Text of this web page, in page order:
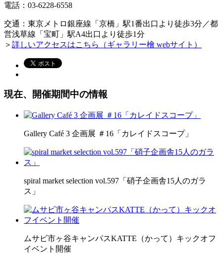
電話：03-6228-6558
交通：東京メトロ銀座線「京橋」駅1番出口より徒歩3分／都
営浅草線「宝町」駅A4出口より徒歩1分
＞ 詳しいアクセスはこちら（ギャラリー檜 webサイト）
現在、開催期間中の情報
Gallery Café 3 企画展 ＃16「カレイドスコープ」
spiral market selection vol.597「硝子企画舎15人のガラ
ス」
ムサビ市ヶ谷キャンパスKATTE（かって）キックオフ
イベント開催